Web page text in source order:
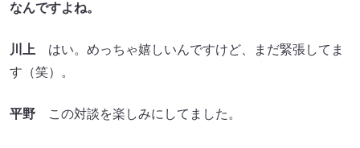
なんですよね。
川上 はい。めっちゃ嬉しいんですけど、まだ緊張してま
す（笑）。
平野 この対談を楽しみにしてました。